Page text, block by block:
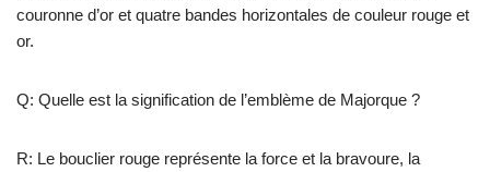
couronne d’or et quatre bandes horizontales de couleur rouge et
or.
Q: Quelle est la signification de l’emblème de Majorque ?
R: Le bouclier rouge représente la force et la bravoure, la